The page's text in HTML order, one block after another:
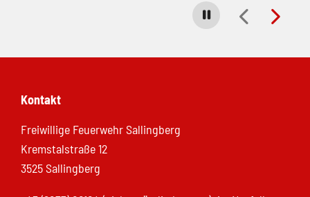
Carousel stoppen
Kontakt
Freiwillige Feuerwehr Sallingberg
Kremstalstraße 12
3525 Sallingberg